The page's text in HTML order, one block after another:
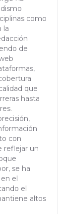
como
la
de
que
hasta
con
reflejar un
se ha
el
el
altos